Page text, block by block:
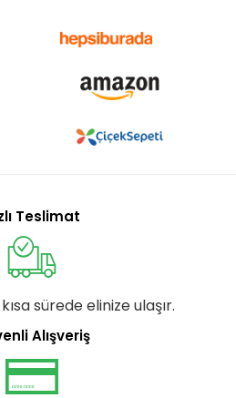
Teslimat
sürede elinize ulaşır.
Alışveriş